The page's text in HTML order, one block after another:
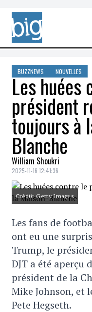
Skip to content
BUZZNEWS NOUVELLES
Les huées
président
toujours à
Blanche
William Shoukri
2025-11-16 12:41:36
Crédit: Getty Images
Les fans de
ont eu une
Trump, le
DJT a été aperçu
président de la
Mike Johnson, et
Pete Hegseth.